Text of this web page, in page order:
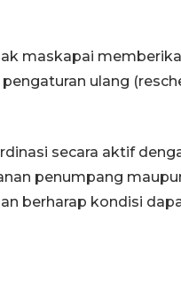
maskapai
ulang
secara aktif
penumpang
berharap kondisi